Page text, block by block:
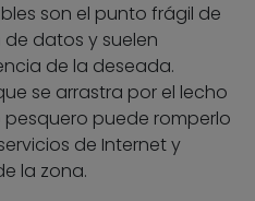
son el punto frágil de
datos y suelen
de la deseada.
se arrastra por el lecho
puede romperlo
de Internet y
la zona.